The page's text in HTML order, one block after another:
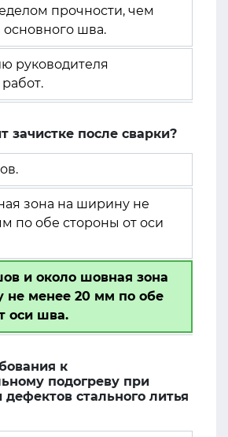
прочности, чем
основного шва.
руководителя
зачистке после сварки?
зона на ширину не
по обе стороны от оси
и около шовная зона
не менее 20 мм по обе
оси шва.
к
подогреву при
стального литья